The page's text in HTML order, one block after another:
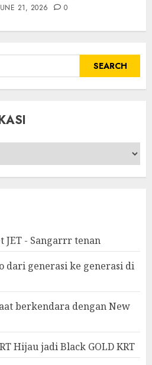
21, 2026 0
JET - Sangarrr tenan
dari generasi ke generasi di
berkendara dengan New
Hijau jadi Black GOLD KRT